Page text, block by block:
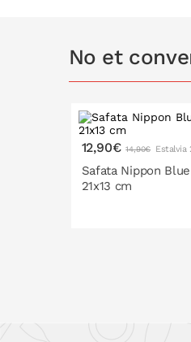
No et
12,90€ 14,90€ Estalvia
Safata Nippon
21x13 cm